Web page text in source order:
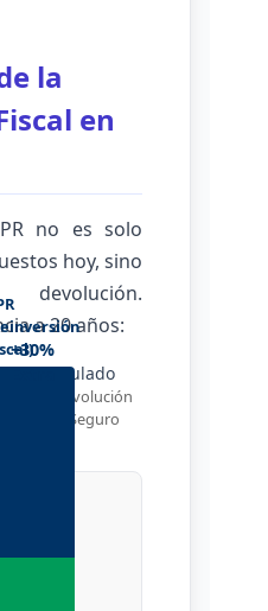
la
en
no es solo
hoy, sino
a 20 años:
Acumulado
la devolución
vs. Seguro
+30%
Extra